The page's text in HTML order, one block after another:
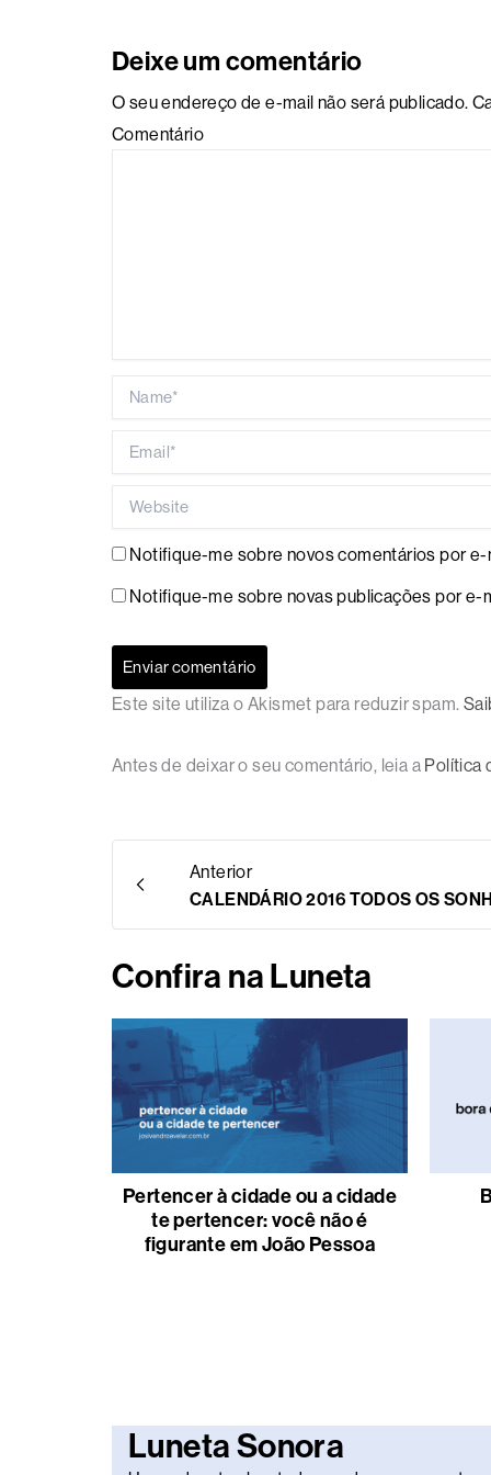
Deixe um comentário
O seu endereço de e-mail não será publicado.
Comentário
Notifique-me sobre novos comentários por e-
Notifique-me sobre novas publicações por e-
Este site utiliza o Akismet para reduzir spam.
Antes de deixar o seu comentário, leia a Política
Anterior
CALENDÁRIO 2016 TODOS OS
Confira na Luneta
Pertencer à cidade ou a cidade
te pertencer: você não é
figurante em João Pessoa
Luneta Sonora